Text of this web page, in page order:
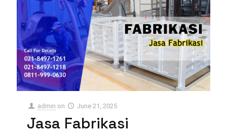
admin on June 21, 2025
Jasa Fabrikasi